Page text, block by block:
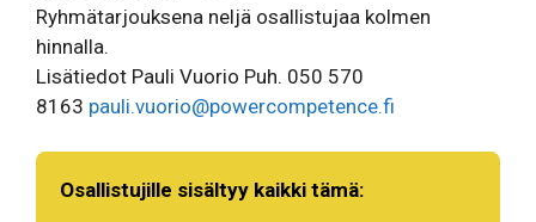
Ryhmätarjouksena neljä osallistujaa kolmen
hinnalla.
Lisätiedot Pauli Vuorio Puh. 050 570
8163 pauli.vuorio@powercompetence.fi
Osallistujille sisältyy kaikki tämä: